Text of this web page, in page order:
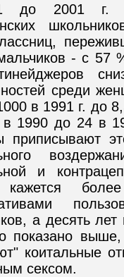
до 2001 г.
- с 57
среди
в 1991 г. до
1990 до 24 в
приписывают
и
кажется
а десять
показано выше,
коитальные
сексом.